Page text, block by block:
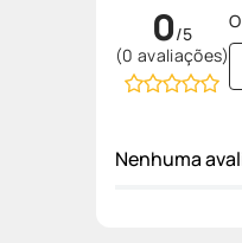
0
(0 avaliações)
Nenhuma